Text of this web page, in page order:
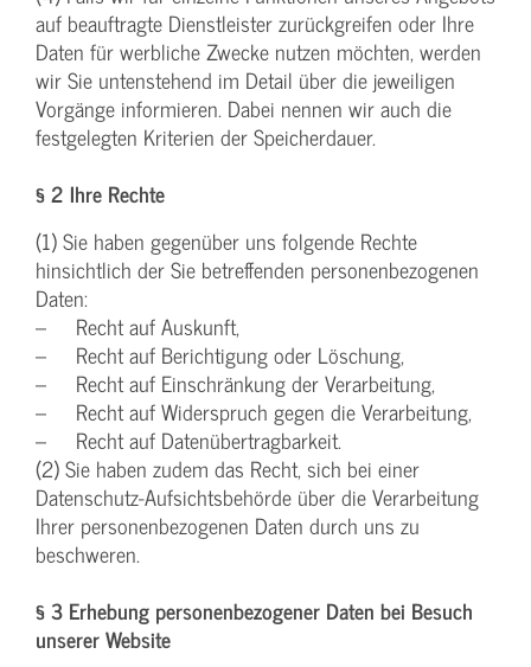
auf beauftragte Dienstleister zurückgreifen oder Ihre
Daten für werbliche Zwecke nutzen möchten, werden
wir Sie untenstehend im Detail über die jeweiligen
Vorgänge informieren. Dabei nennen wir auch die
festgelegten Kriterien der Speicherdauer.
§ 2 Ihre Rechte
(1) Sie haben gegenüber uns folgende Rechte
hinsichtlich der Sie betreffenden personenbezogenen
Daten:
– Recht auf Auskunft,
– Recht auf Berichtigung oder Löschung,
– Recht auf Einschränkung der Verarbeitung,
– Recht auf Widerspruch gegen die Verarbeitung,
– Recht auf Datenübertragbarkeit.
(2) Sie haben zudem das Recht, sich bei einer
Datenschutz-Aufsichtsbehörde über die Verarbeitung
Ihrer personenbezogenen Daten durch uns zu
beschweren.
§ 3 Erhebung personenbezogener Daten bei Besuch
unserer Website